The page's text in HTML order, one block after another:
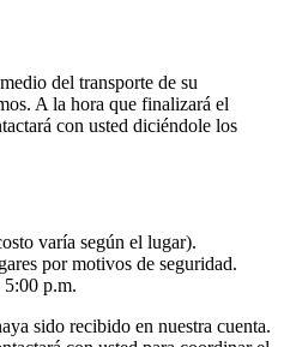
del transporte de su
A la hora que finalizará el
con usted diciéndole los
varía según el lugar).
por motivos de seguridad.
5:00 p.m.
sido recibido en nuestra cuenta.